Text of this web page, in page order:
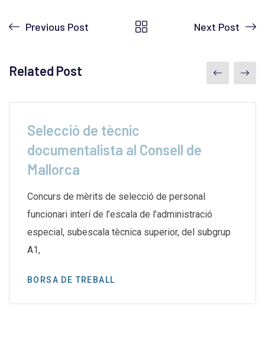
Previous Post Next Post
Related Post
Selecció de tècnic
documentalista al Consell de
Mallorca
Concurs de mèrits de selecció de personal
funcionari interí de l’escala de l’administració
especial, subescala tècnica superior, del subgrup
A1,
BORSA DE TREBALL